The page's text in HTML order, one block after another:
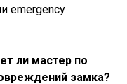
emergency
ли мастер по
замка?